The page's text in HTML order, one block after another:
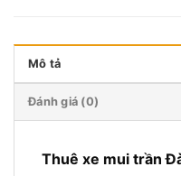
Mô tả
Đánh giá (0)
Thuê xe mui trần